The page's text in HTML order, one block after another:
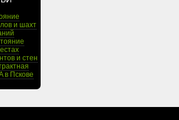
и шахт
и стен
в Пскове